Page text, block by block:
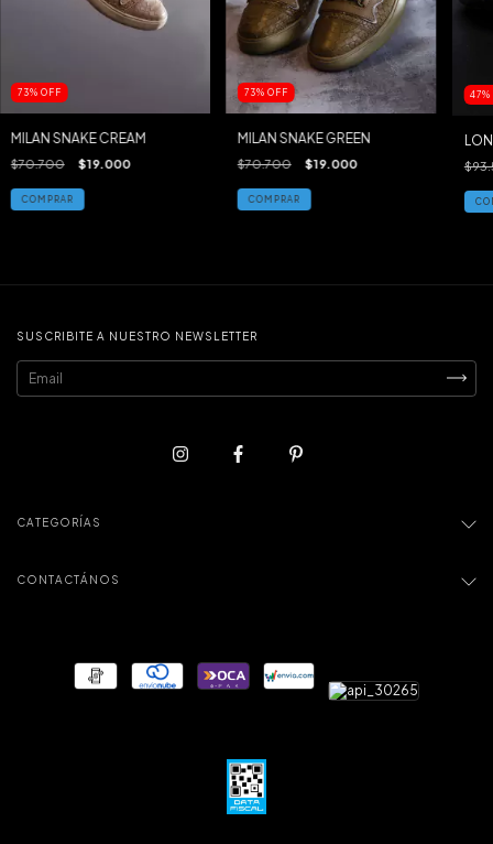
73% OFF
MILAN SNAKE CREAM
$70.700 $19.000
COMPRAR
73% OFF
MILAN SNAKE GREEN
$70.700 $19.000
COMPRAR
47%
SUSCRIBITE A NUESTRO NEWSLETTER
CATEGORÍAS
CONTACTÁNOS